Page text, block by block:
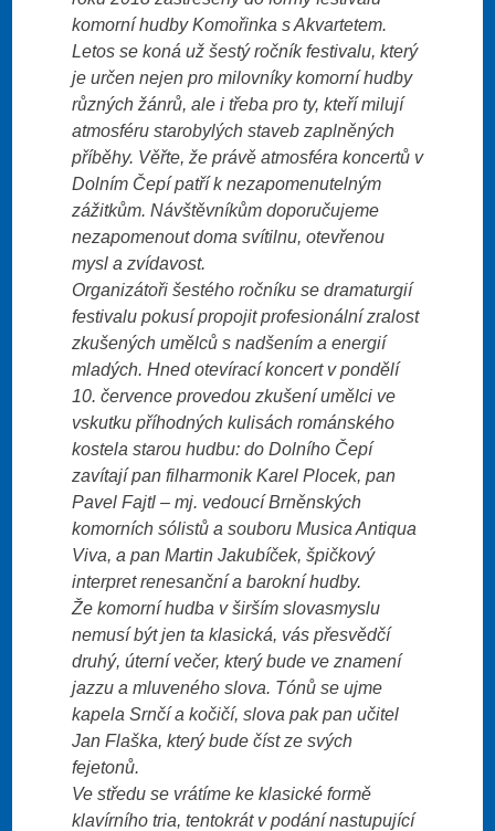
komorní hudby Komořinka s Akvartetem.
Letos se koná už šestý ročník festivalu, který
je určen nejen pro milovníky komorní hudby
různých žánrů, ale i třeba pro ty, kteří milují
atmosféru starobylých staveb zaplněných
příběhy. Věřte, že právě atmosféra koncertů v
Dolním Čepí patří k nezapomenutelným
zážitkům. Návštěvníkům doporučujeme
nezapomenout doma svítilnu, otevřenou
mysl a zvídavost.
Organizátoři šestého ročníku se dramaturgií
festivalu pokusí propojit profesionální zralost
zkušených umělců s nadšením a energií
mladých. Hned otevírací koncert v pondělí
10. července provedou zkušení umělci ve
vskutku příhodných kulisách románského
kostela starou hudbu: do Dolního Čepí
zavítají pan filharmonik Karel Plocek, pan
Pavel Fajtl – mj. vedoucí Brněnských
komorních sólistů a souboru Musica Antiqua
Viva, a pan Martin Jakubíček, špičkový
interpret renesanční a barokní hudby.
Že komorní hudba v širším slovasmyslu
nemusí být jen ta klasická, vás přesvědčí
druhý, úterní večer, který bude ve znamení
jazzu a mluveného slova. Tónů se ujme
kapela Srnčí a kočičí, slova pak pan učitel
Jan Flaška, který bude číst ze svých
fejetonů.
Ve středu se vrátíme ke klasické formě
klavírního tria, tentokrát v podání nastupující